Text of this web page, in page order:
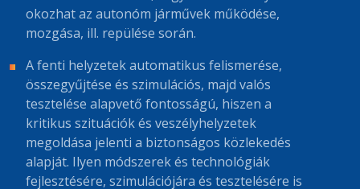
okozhat az autonóm járművek működése,
mozgása, ill. repülése során.
A fenti helyzetek automatikus felismerése,
összegyűjtése és szimulációs, majd valós
tesztelése alapvető fontosságú, hiszen a
kritikus szituációk és veszélyhelyzetek
megoldása jelenti a biztonságos közlekedés
alapját. Ilyen módszerek és technológiák
fejlesztésére, szimulációjára és tesztelésére is